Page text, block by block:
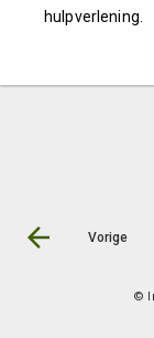
hulpverlening.
Vorige
©